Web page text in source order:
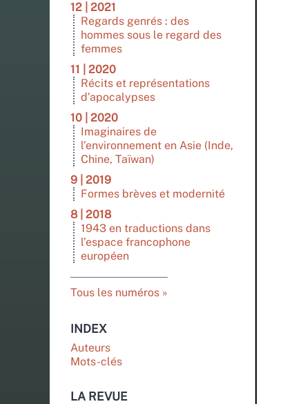
12 | 2021
Regards genrés : des
hommes sous le regard des
femmes
11 | 2020
Récits et représentations
d’apocalypses
10 | 2020
Imaginaires de
l’environnement en Asie (Inde,
Chine, Taïwan)
9 | 2019
Formes brèves et modernité
8 | 2018
1943 en traductions dans
l’espace francophone
européen
Tous les numéros
INDEX
Auteurs
Mots-clés
LA REVUE